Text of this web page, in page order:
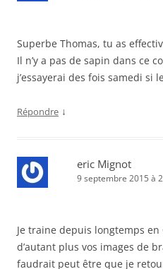
Superbe Thomas, tu as
Il n’y a pas de sapin dans ce
j’essayerai des fois samedi si
Répondre ↓
eric Mignot
9 septembre 2015 à
Je traine depuis longtemps en
d’autant plus vos images de
faudrait peut être que je